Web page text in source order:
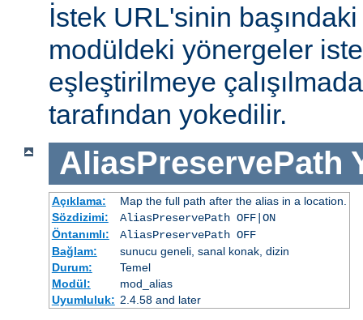
İstek URL'sinin
modüldeki yönergeler
eşleştirilmeye
tarafından yokedilir.
AliasPreservePath
Açıklama:
Map the full path after the alias in a location.
Sözdizimi:
AliasPreservePath OFF|ON
Öntanımlı:
AliasPreservePath OFF
Bağlam:
sunucu geneli, sanal konak, dizin
Durum:
Temel
Modül:
mod_alias
Uyumluluk: 2.4.58 and later